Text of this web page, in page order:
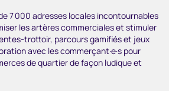
7 000 adresses locales incontournables
les artères commerciales et stimuler
trottoir, parcours gamifiés et jeux
avec les commerçant·e·s pour
de quartier de façon ludique et